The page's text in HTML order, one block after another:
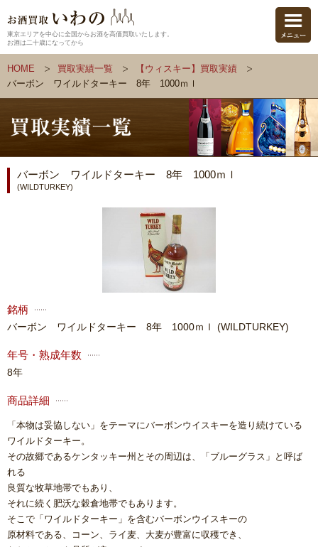
東京エリアを中心に全国からお酒を高価買取いたします。
お酒は二十歳になってから
HOME 買取実績一覧
【ウィスキー】買取実績
バーボン ワイルドターキー 8年 1000ｍｌ
バーボン ワイルドターキー 8年 1000ｍｌ
(WILDTURKEY)
銘柄
バーボン ワイルドターキー 8年 1000ｍｌ (WILDTURKEY)
年号・熟成年数
8年
商品詳細
「本物は妥協しない」をテーマにバーボンウイスキーを造り続けている
ワイルドターキー。
その故郷であるケンタッキー州とその周辺は、「ブルーグラス」と呼ば
れる
良質な牧草地帯でもあり、
それに続く肥沃な穀倉地帯でもあります。
そこで「ワイルドターキー」を含むバーボンウイスキーの
原材料である、コーン、ライ麦、大麦が豊富に収穫でき、